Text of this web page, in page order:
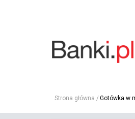
Strona główna Gotówka w